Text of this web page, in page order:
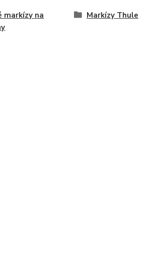
markízy na
Markízy Thule